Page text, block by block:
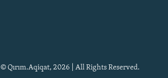
© Qırım.Aqiqat, 2026 | All Rights Reserved.